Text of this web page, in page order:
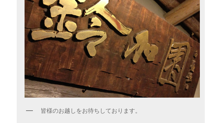
皆様のお越しをお待ちしております。